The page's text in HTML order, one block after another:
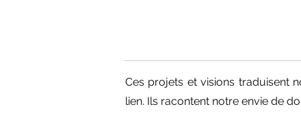
Ces projets et visions traduisent
lien. Ils racontent notre envie de